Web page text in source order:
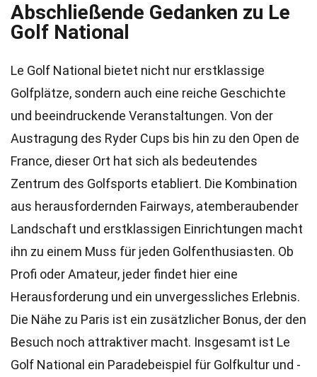
Abschließende Gedanken zu Le
Golf National
Le Golf National bietet nicht nur erstklassige
Golfplätze, sondern auch eine reiche Geschichte
und beeindruckende Veranstaltungen. Von der
Austragung des Ryder Cups bis hin zu den Open de
France, dieser Ort hat sich als bedeutendes
Zentrum des Golfsports etabliert. Die Kombination
aus herausfordernden Fairways, atemberaubender
Landschaft und erstklassigen Einrichtungen macht
ihn zu einem Muss für jeden Golfenthusiasten. Ob
Profi oder Amateur, jeder findet hier eine
Herausforderung und ein unvergessliches Erlebnis.
Die Nähe zu Paris ist ein zusätzlicher Bonus, der den
Besuch noch attraktiver macht. Insgesamt ist Le
Golf National ein Paradebeispiel für Golfkultur und -